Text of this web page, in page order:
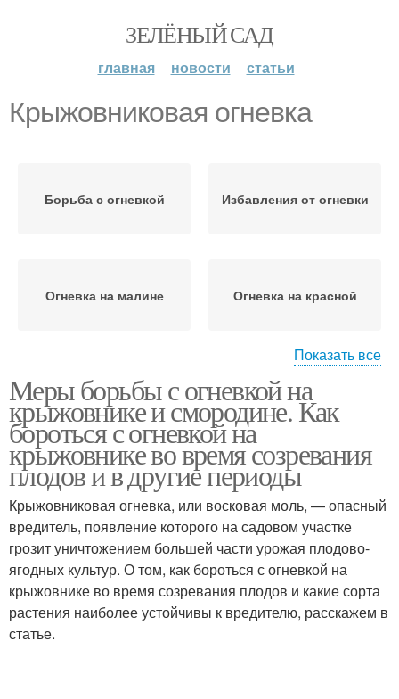
ЗЕЛЁНЫЙ САД
главная новости статьи
Крыжовниковая огневка
Борьба с огневкой Избавления от огневки
Огневка на малине Огневка на красной
Огневка на крыжовнике Препараты от огневки
Средства от огневки Огневка на смородине
Огневка на черной
смородине
Показать все
Меры борьбы с огневкой на
крыжовнике и смородине. Как
бороться с огневкой на
крыжовнике во время созревания
плодов и в другие периоды
Крыжовниковая огневка, или восковая моль, — опасный
вредитель, появление которого на садовом участке
грозит уничтожением большей части урожая плодово-
ягодных культур. О том, как бороться с огневкой на
крыжовнике во время созревания плодов и какие сорта
растения наиболее устойчивы к вредителю, расскажем в
статье.